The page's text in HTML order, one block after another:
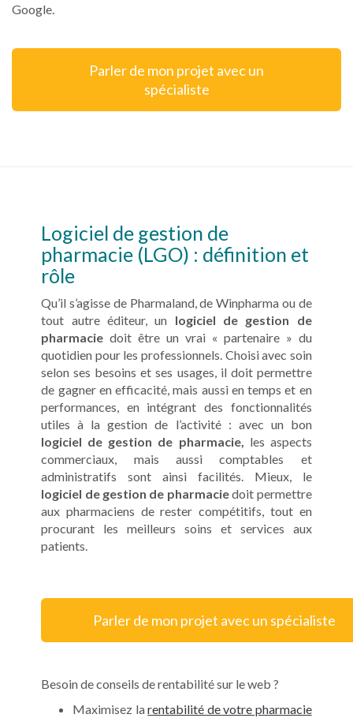
Google.
Parler de mon projet avec un
spécialiste
Logiciel de gestion de
pharmacie (LGO) : définition et
rôle
Qu’il s’agisse de Pharmaland, de Winpharma ou de
tout autre éditeur, un logiciel de gestion de
pharmacie doit être un vrai « partenaire » du
quotidien pour les professionnels. Choisi avec soin
selon ses besoins et ses usages, il doit permettre
de gagner en efficacité, mais aussi en temps et en
performances, en intégrant des fonctionnalités
utiles à la gestion de l’activité : avec un bon
logiciel de gestion de pharmacie, les aspects
commerciaux, mais aussi comptables et
administratifs sont ainsi facilités. Mieux, le
logiciel de gestion de pharmaciedoit permettre
aux pharmaciens de rester compétitifs, tout en
procurant les meilleurs soins et services aux
patients.
Parler de mon projet avec un spécialiste
Besoin de conseils de rentabilité sur le web ?
Maximisez larentabilité de votre pharmacie